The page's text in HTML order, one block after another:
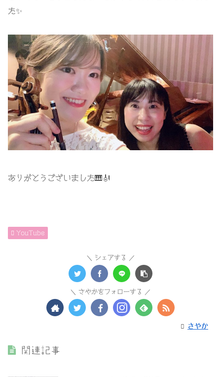
た✨
ありがとうございました🎹🎻
YouTube
シェアする
さやかをフォローする
さやか
関連記事